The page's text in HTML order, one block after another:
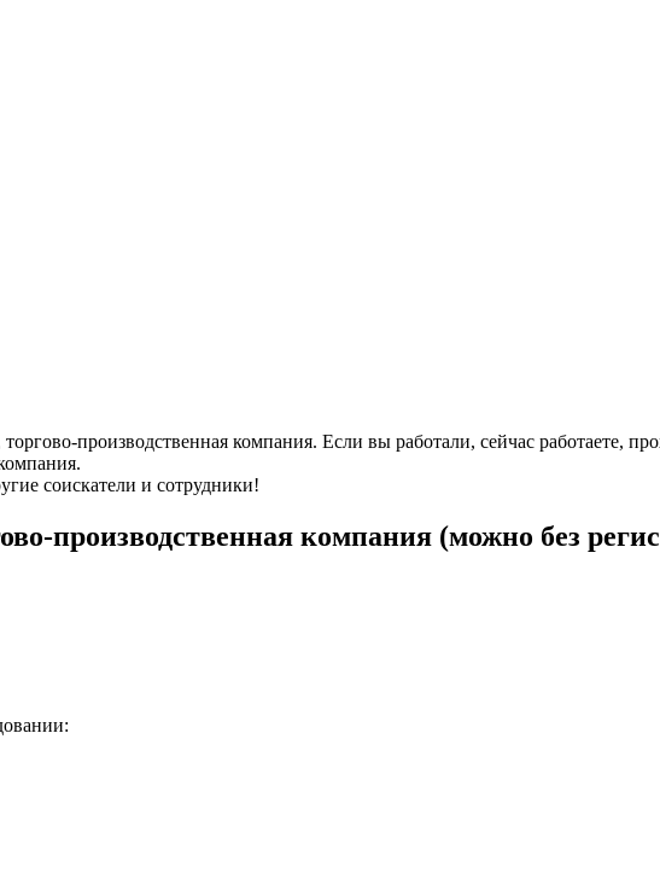
производственная компания. Если вы работали, сейчас работаете,
соискатели и сотрудники!
производственная компания (можно без